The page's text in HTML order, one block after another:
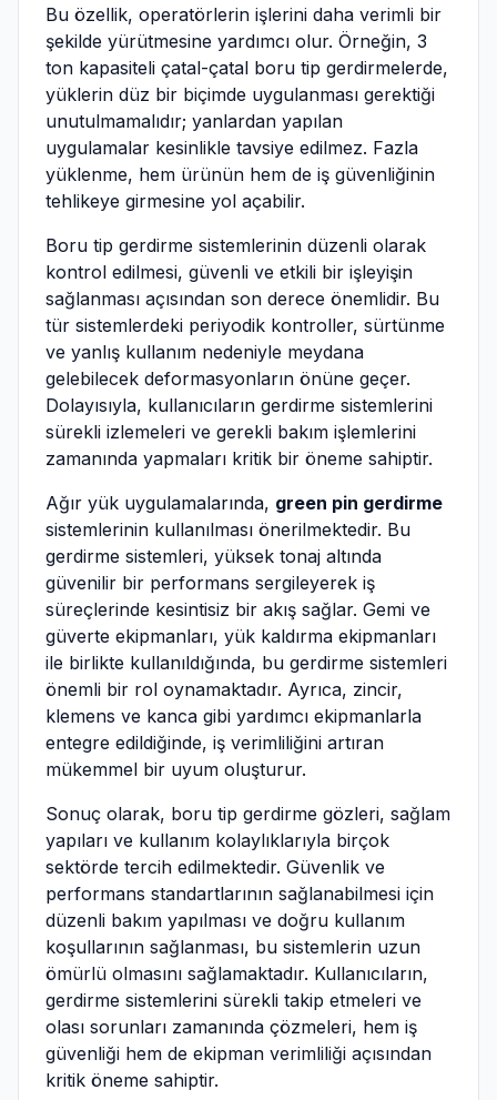
Bu özellik, operatörlerin işlerini daha verimli bir
şekilde yürütmesine yardımcı olur. Örneğin, 3
ton kapasiteli çatal-çatal boru tip gerdirmelerde,
yüklerin düz bir biçimde uygulanması gerektiği
unutulmamalıdır; yanlardan yapılan
uygulamalar kesinlikle tavsiye edilmez. Fazla
yüklenme, hem ürünün hem de iş güvenliğinin
tehlikeye girmesine yol açabilir.
Boru tip gerdirme sistemlerinin düzenli olarak
kontrol edilmesi, güvenli ve etkili bir işleyişin
sağlanması açısından son derece önemlidir. Bu
tür sistemlerdeki periyodik kontroller, sürtünme
ve yanlış kullanım nedeniyle meydana
gelebilecek deformasyonların önüne geçer.
Dolayısıyla, kullanıcıların gerdirme sistemlerini
sürekli izlemeleri ve gerekli bakım işlemlerini
zamanında yapmaları kritik bir öneme sahiptir.
Ağır yük uygulamalarında, green pin gerdirme
sistemlerinin kullanılması önerilmektedir. Bu
gerdirme sistemleri, yüksek tonaj altında
güvenilir bir performans sergileyerek iş
süreçlerinde kesintisiz bir akış sağlar. Gemi ve
güverte ekipmanları, yük kaldırma ekipmanları
ile birlikte kullanıldığında, bu gerdirme sistemleri
önemli bir rol oynamaktadır. Ayrıca, zincir,
klemens ve kanca gibi yardımcı ekipmanlarla
entegre edildiğinde, iş verimliliğini artıran
mükemmel bir uyum oluşturur.
Sonuç olarak, boru tip gerdirme gözleri, sağlam
yapıları ve kullanım kolaylıklarıyla birçok
sektörde tercih edilmektedir. Güvenlik ve
performans standartlarının sağlanabilmesi için
düzenli bakım yapılması ve doğru kullanım
koşullarının sağlanması, bu sistemlerin uzun
ömürlü olmasını sağlamaktadır. Kullanıcıların,
gerdirme sistemlerini sürekli takip etmeleri ve
olası sorunları zamanında çözmeleri, hem iş
güvenliği hem de ekipman verimliliği açısından
kritik öneme sahiptir.